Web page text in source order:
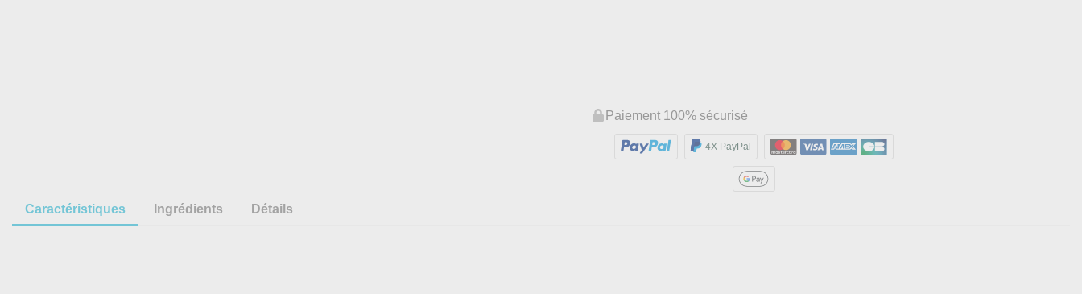
Paiement 100% sécurisé
4X PayPal
Caractéristiques Ingrédients Détails